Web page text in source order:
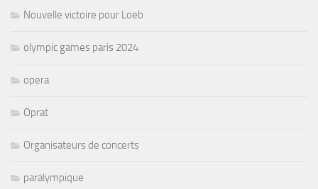
Nouvelle victoire pour Loeb
olympic games paris 2024
opera
Oprat
Organisateurs de concerts
paralympique